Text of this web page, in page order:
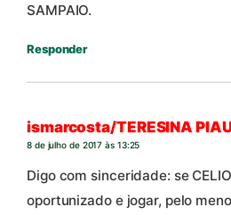
SAMPAIO.
Responder
ismarcosta/TERESINA
8 de julho de 2017 às 13:25
Digo com sinceridade: se
oportunizado e jogar, pelo